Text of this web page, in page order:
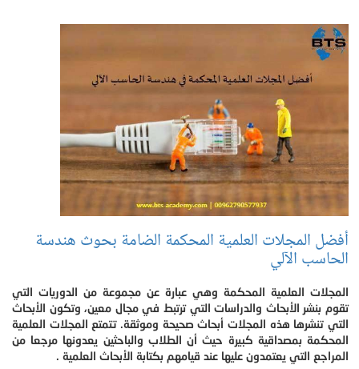
أفضل المجلات العلمية المحكمة الضامة بحوث هندسة
الحاسب الآلي
المجلات العلمية المحكمة وهي عبارة عن مجموعة من الدوريات التي
تقوم بنشر الأبحاث والدراسات التي ترتبط في مجال معين، وتكون الأبحاث
التي تنشرها هذه المجلات أبحاث صحيحة وموثقة. تتمتع المجلات العلمية
المحكمة بمصداقية كبيرة حيث أن الطلاب والباحثين يعدونها مرجعا من
المراجع التي يعتمدون عليها عند قيامهم بكتابة الأبحاث العلمية .